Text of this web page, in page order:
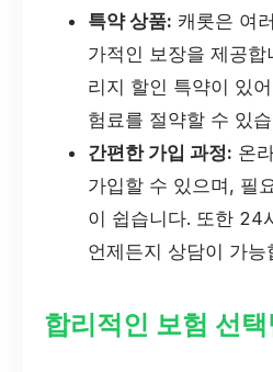
특약 상품: 캐롯은 여
가적인 보장을 제공
리지 할인 특약이 있
험료를 절약할 수 있
간편한 가입 과정: 온
가입할 수 있으며, 필
이 쉽습니다. 또한 24
언제든지 상담이 가능
합리적인 보험 선택